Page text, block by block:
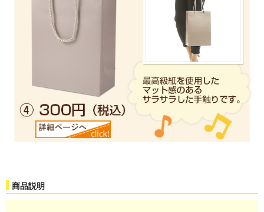
商品説明